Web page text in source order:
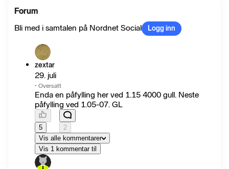
Forum
Bli med i samtalen på Nordnet Social
Logg inn
zextar
29. juli
· Oversatt
Enda en påfylling her ved 1.15 4000 gull. Neste
påfylling ved 1.05-07. GL
5
2
Vis alle kommentarer
Vis 1 kommentar til